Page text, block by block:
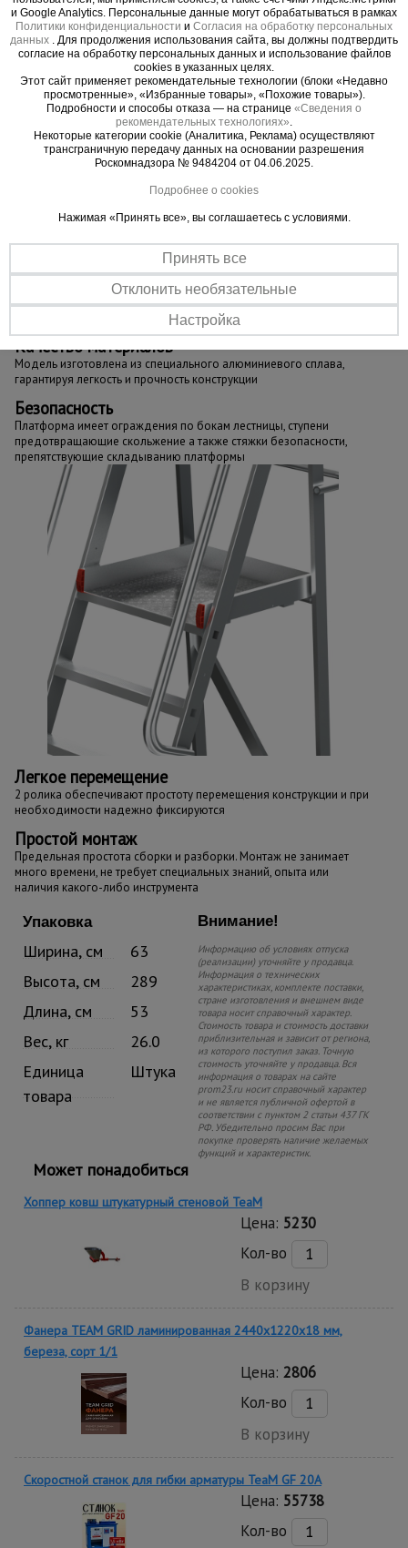
необходимости. При этом фиксация колес
платформы и 2 регулируемых упора лестницы
исключают возможность смещения во время
работы. Стяжка безопасности предохраняет
платформу от раскладывания, а специально
сконструированные ступени предотвращают
скольжение.
Данная модель ориентирована на широкий круг
профессиональных потребителей и отличается
предельной простотой сборки и разборки.
Важные преимущества –
эффективная работа
Качество материалов
Модель изготовлена из специального алюминиевого сплава,
гарантируя легкость и прочность конструкции
Безопасность
Платформа имеет ограждения по бокам лестницы, ступени
предотвращающие скольжение а также стяжки безопасности,
препятствующие складыванию платформы
Легкое перемещение
2 ролика обеспечивают простоту перемещения конструкции и при
необходимости надежно фиксируются
Простой монтаж
Предельная простота сборки и разборки. Монтаж не занимает
много времени, не требует специальных знаний, опыта или
наличия какого-либо инструмента
Упаковка
Ширина, см
63
Высота, см
289
Длина, см
53
Вес, кг
26.0
Единица
товара
Штука
Внимание!
Информацию об условиях отпуска
(реализации) уточняйте у продавца.
Информация о технических
характеристиках, комплекте поставки,
стране изготовления и внешнем виде
товара носит справочный характер.
Стоимость товара и стоимость доставки
приблизительная и зависит от региона,
из которого поступил заказ. Точную
стоимость уточняйте у продавца. Вся
информация о товарах на сайте
prom23.ru носит справочный характер
и не является публичной офертой в
соответствии с пунктом 2 статьи 437 ГК
РФ. Убедительно просим Вас при
покупке проверять наличие желаемых
функций и характеристик.
Может понадобиться
Хоппер ковш штукатурный стеновой TeaM
Цена: 5230
Кол-во
В корзину
Фанера TEAM GRID ламинированная 2440х1220х18 мм,
береза, сорт 1/1
Цена: 2806
Кол-во
В корзину
Скоростной станок для гибки арматуры ТеаМ GF 20A
Цена: 55738
Кол-во
и Google Analytics. Персональные данные могут обрабатываться в рамках
Политики конфиденциальности и Согласия на обработку персональных
данных . Для продолжения использования сайта, вы должны подтвердить
согласие на обработку персональных данных и использование файлов
cookies в указанных целях.
Этот сайт применяет рекомендательные технологии (блоки «Недавно
просмотренные», «Избранные товары», «Похожие товары»).
Подробности и способы отказа — на странице «Сведения о
рекомендательных технологиях».
Некоторые категории cookie (Аналитика, Реклама) осуществляют
трансграничную передачу данных на основании разрешения
Роскомнадзора № 9484204 от 04.06.2025.
Подробнее о cookies
Нажимая «Принять все», вы соглашаетесь с условиями.
Принять все
Отклонить необязательные
Настройка